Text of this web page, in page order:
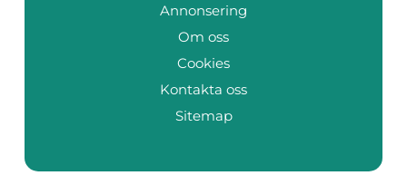
Annonsering
Om oss
Cookies
Kontakta oss
Sitemap